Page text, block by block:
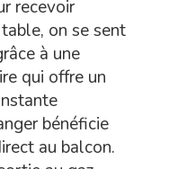
recevoir
on se sent
à une
qui offre un
bénéficie
au balcon.